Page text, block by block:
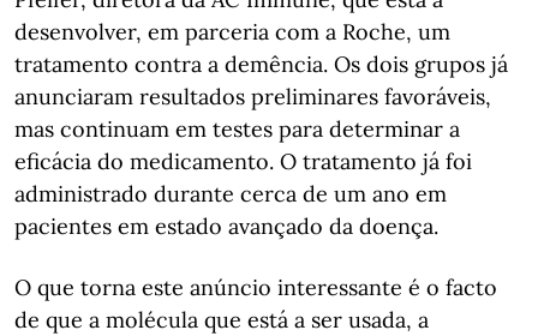
desenvolver, em parceria com a Roche, um
tratamento contra a demência. Os dois grupos já
anunciaram resultados preliminares favoráveis,
mas continuam em testes para determinar a
eficácia do medicamento. O tratamento já foi
administrado durante cerca de um ano em
pacientes em estado avançado da doença.
O que torna este anúncio interessante é o facto
de que a molécula que está a ser usada, a